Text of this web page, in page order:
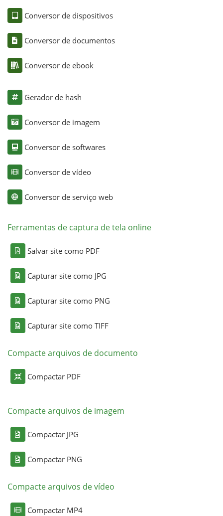
Conversor de dispositivos
Conversor de documentos
Conversor de ebook
Gerador de hash
Conversor de imagem
Conversor de softwares
Conversor de vídeo
Conversor de serviço web
Ferramentas de captura de tela online
Salvar site como PDF
Capturar site como JPG
Capturar site como PNG
Capturar site como TIFF
Compacte arquivos de documento
Compactar PDF
Compacte arquivos de imagem
Compactar JPG
Compactar PNG
Compacte arquivos de vídeo
Compactar MP4